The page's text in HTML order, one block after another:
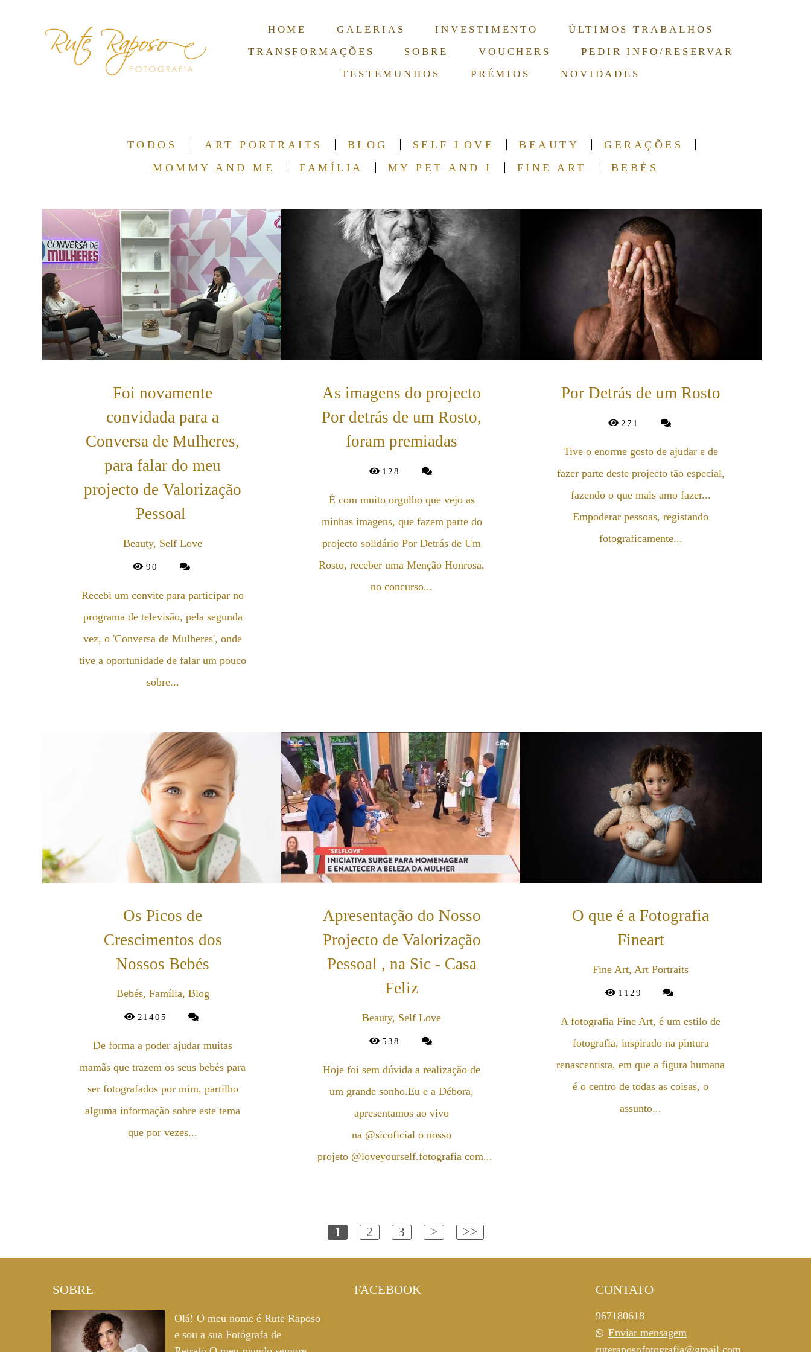
HOME GALERIAS INVESTIMENTO
ÚLTIMOS TRABALHOS
TRANSFORMAÇÕES
SOBRE VOUCHERS
PEDIR INFO/RESERVAR
TESTEMUNHOS
PRÉMIOS NOVIDADES
TODOS ART PORTRAITS BLOG SELF LOVE BEAUTY
GERAÇÕES
MOMMY AND ME
FAMÍLIA MY PET AND I FINE ART BEBÉS
Foi novamente
convidada para a
Conversa de Mulheres,
para falar do meu
projecto de Valorização
Pessoal
Beauty, Self Love
90
Recebi um convite para participar no
programa de televisão, pela segunda
vez, o 'Conversa de Mulheres', onde
tive a oportunidade de falar um pouco
sobre...
As imagens do projecto
Por detrás de um Rosto,
foram premiadas
128
É com muito orgulho que vejo as
minhas imagens, que fazem parte do
projecto solidário Por Detrás de Um
Rosto, receber uma Menção Honrosa,
no concurso...
Por Detrás de um Rosto
271
Tive o enorme gosto de ajudar e de
fazer parte deste projecto tão especial,
fazendo o que mais amo fazer...
Empoderar pessoas, registando
fotograficamente...
Os Picos de
Crescimentos dos
Nossos Bebés
Bebés, Família, Blog
21405
De forma a poder ajudar muitas
mamãs que trazem os seus bebés para
ser fotografados por mim, partilho
alguma informação sobre este tema
que por vezes...
Apresentação do Nosso
Projecto de Valorização
Pessoal , na Sic - Casa
Feliz
Beauty, Self Love
538
Hoje foi sem dúvida a realização de
um grande sonho.Eu e a Débora,
apresentamos ao vivo
na @sicoficial o nosso
projeto @loveyourself.fotografia com...
O que é a Fotografia
Fineart
Fine Art, Art Portraits
1129
A fotografia Fine Art, é um estilo de
fotografia, inspirado na pintura
renascentista, em que a figura humana
é o centro de todas as coisas, o
assunto...
1 2 3 > >>
SOBRE
Olá! O meu nome é Rute Raposo
e sou a sua Fotógrafa de
FACEBOOK CONTATO
967180618
Enviar mensagem
ruteraposofotografia@gmail.com